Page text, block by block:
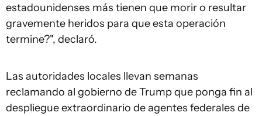
estadounidenses más tienen que morir o resultar
gravemente heridos para que esta operación
termine?", declaró.
Las autoridades locales llevan semanas
reclamando al gobierno de Trump que ponga fin al
despliegue extraordinario de agentes federales de